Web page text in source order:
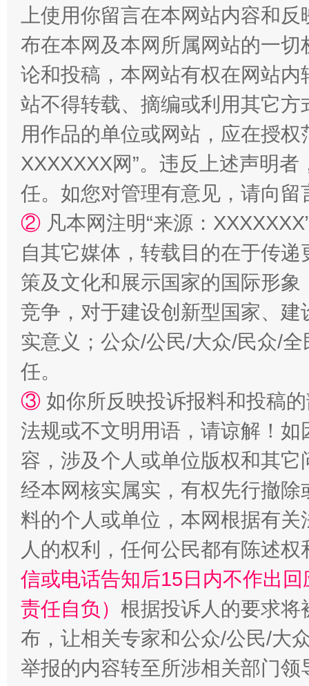
阿坝州三大球赛在茂县开幕 规模
国家大学科技园优化重塑工作
上使用你留言在本网站内容和
布在本网及本网所属网站的一
论和投稿，本网站有权在网站
站不得转载、摘编或利用其它
用作品的单位或网站，应在授
XXXXXXX网”。违反上述声明
任。如您对管理有意见，请向
② 凡本网注明“来源：
自其它媒体，转载目的在于传
策及文化和展示国家的国际形
竞争，对于建设创新型国家、
实意义；公众/公民/大众/民众/
任。
③ 如你所反映投诉报料和投稿
法规或不文明用语，请谅解！
容，涉及个人或单位版权和其它
经本网核实属实，有权先行撤
料的个人或单位，本网根据有
人的权利，任何公民都有陈述
信或电话告知后15日内不作出
责任自负） 根据投诉人的要求将
布，让相关专家和公众/公民/大
举报的内容转至所涉相关部门